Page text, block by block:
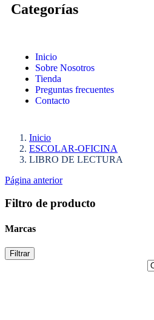
Categorías
Inicio
Sobre Nosotros
Tienda
Preguntas frecuentes
Contacto
Inicio
ESCOLAR-OFICINA
LIBRO DE LECTURA
Página anterior
Filtro de producto
Marcas
Filtrar